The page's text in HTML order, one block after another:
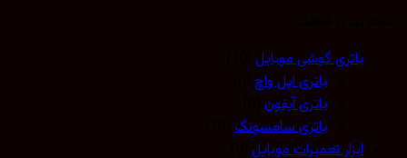
باتری گوشی موبایل(10)
باتری اپل واچ(0)
باتری آیفون(0)
باتری سامسونگ(10)
ابزار تعمیرات موبایل(9)